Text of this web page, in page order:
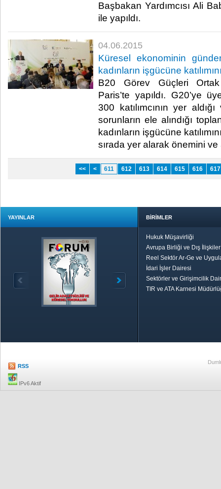
Başbakan Yardımcısı Ali
ile yapıldı.​
04.06.2015
Küresel ekonominin
kadınların işgücüne
B20 Görev Güçleri Ortak
Paris’te yapıldı. G20’ye
300 katılımcının yer
sorunların ele alındığı
kadınların işgücüne
sırada yer alarak önemini
<< < 611 612 613 614 615 616 617
YAYINLAR BİRİMLER
Hukuk Müşavirliği
Avrupa Birliği ve Dış
Reel Sektör Ar-Ge ve
İdari İşler Dairesi
Sektörler ve Girişimcilik
TIR ve ATA Karnesi
RSS
IPv6 Aktif